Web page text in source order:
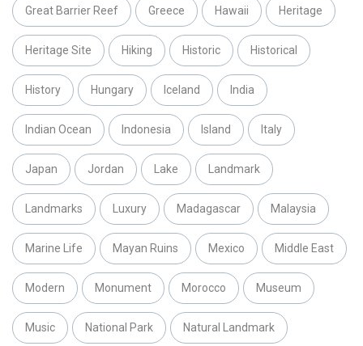
Great Barrier Reef Greece Hawaii Heritage
Heritage Site Hiking Historic Historical
History Hungary Iceland India
Indian Ocean Indonesia Island Italy
Japan Jordan Lake Landmark
Landmarks Luxury Madagascar Malaysia
Marine Life Mayan Ruins Mexico Middle East
Modern Monument Morocco Museum
Music National Park Natural Landmark